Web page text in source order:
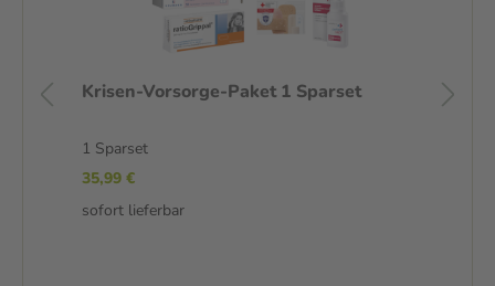
Krisen-Vorsorge-Paket 1 Sparset
1 Sparset
35,99 €
sofort lieferbar